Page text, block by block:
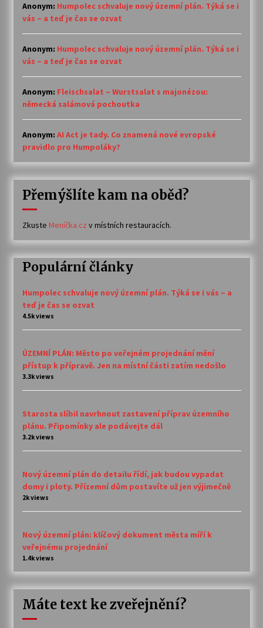
Anonym: Humpolec schvaluje nový územní plán. Týká se i
vás – a teď je čas se ozvat
Anonym: Humpolec schvaluje nový územní plán. Týká se i
vás – a teď je čas se ozvat
Anonym: Fleischsalat – Wurstsalat s majonézou:
německá salámová pochoutka
Anonym: AI Act je tady. Co znamená nové evropské
pravidlo pro Humpoláky?
Přemýšlíte kam na oběd?
Zkuste Meníčka.cz v místních restauracích.
Populární články
Humpolec schvaluje nový územní plán. Týká se i vás – a
teď je čas se ozvat
4.5k views
ÚZEMNÍ PLÁN: Město po veřejném projednání mění
přístup k přípravě. Jen na místní části zatím nedošlo
3.3k views
Starosta slíbil navrhnout zastavení příprav územního
plánu. Připomínky ale podávejte dál
3.2k views
Nový územní plán do detailu řídí, jak budou vypadat
domy i ploty. Přízemní dům postavíte už jen výjimečně
2k views
Nový územní plán: klíčový dokument města míří k
veřejnému projednání
1.4k views
Máte text ke zveřejnění?